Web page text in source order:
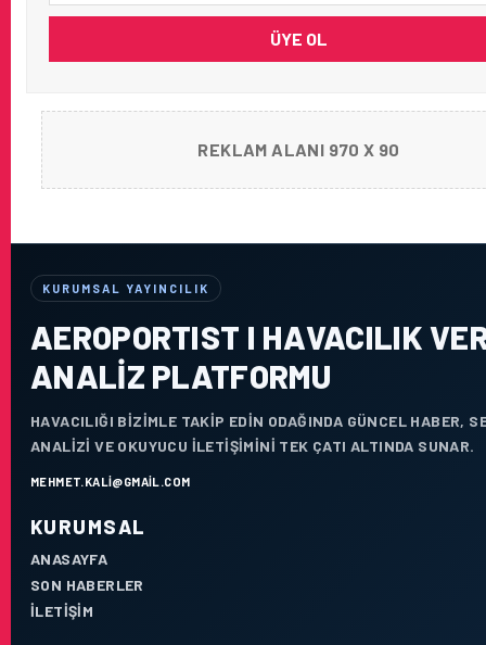
ÜYE OL
REKLAM ALANI 970 X 90
KURUMSAL YAYINCILIK
AEROPORTIST I HAVACILIK
ANALIZ PLATFORMU
HAVACILIĞI BIZIMLE TAKIP EDIN ODAĞINDA GÜNCEL HABER,
ANALIZI VE OKUYUCU ILETIŞIMINI TEK ÇATI ALTINDA SUNAR.
MEHMET.KALI@GMAIL.COM
KURUMSAL
ANASAYFA
SON HABERLER
İLETIŞIM